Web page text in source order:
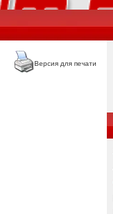
Версия для печати